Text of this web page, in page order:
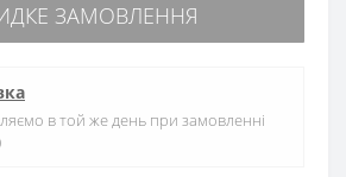
ЗАМОВЛЕННЯ
в той же день при замовленні